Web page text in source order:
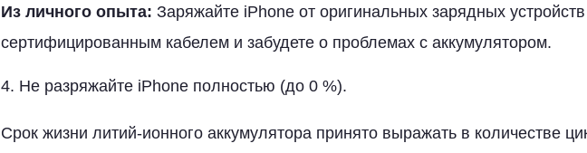
Из личного опыта: Заряжайте iPhone от оригинальных зарядных устройств
сертифицированным кабелем и забудете о проблемах с аккумулятором.
4. Не разряжайте iPhone полностью (до 0 %).
Срок жизни литий-ионного аккумулятора принято выражать в количестве